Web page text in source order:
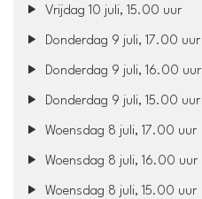
Vrijdag 10 juli, 15.00 uur
Donderdag 9 juli, 17.00 uur
Donderdag 9 juli, 16.00 uur
Donderdag 9 juli, 15.00 uur
Woensdag 8 juli, 17.00 uur
Woensdag 8 juli, 16.00 uur
Woensdag 8 juli, 15.00 uur